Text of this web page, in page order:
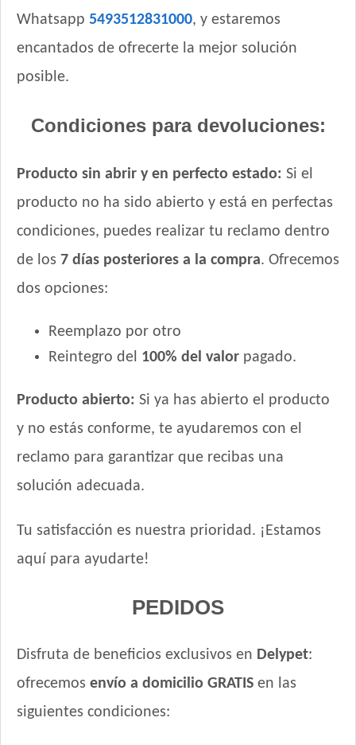
Whatsapp 5493512831000, y estaremos
encantados de ofrecerte la mejor solución
posible.
Condiciones para devoluciones:
Producto sin abrir y en perfecto estado: Si el
producto no ha sido abierto y está en perfectas
condiciones, puedes realizar tu reclamo dentro
de los 7 días posteriores a la compra. Ofrecemos
dos opciones:
Reemplazo por otro
Reintegro del 100% del valor pagado.
Producto abierto: Si ya has abierto el producto
y no estás conforme, te ayudaremos con el
reclamo para garantizar que recibas una
solución adecuada.
Tu satisfacción es nuestra prioridad. ¡Estamos
aquí para ayudarte!
PEDIDOS
Disfruta de beneficios exclusivos en Delypet:
ofrecemos envío a domicilio GRATIS en las
siguientes condiciones: